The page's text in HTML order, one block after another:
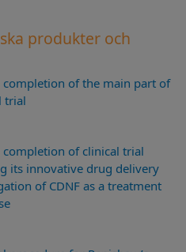
produkter och
completion of the main part of
trial
completion of clinical trial
its innovative drug delivery
of CDNF as a treatment